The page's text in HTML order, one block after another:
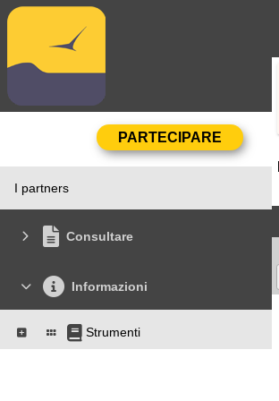
I partners
Consultare
Informazioni
Strumenti